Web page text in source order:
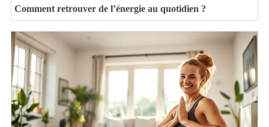
Comment retrouver de l’énergie au quotidien ?